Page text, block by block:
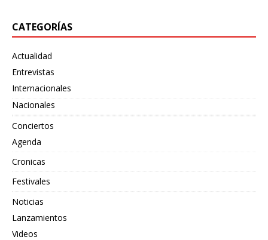
CATEGORÍAS
Actualidad
Entrevistas
Internacionales
Nacionales
Conciertos
Agenda
Cronicas
Festivales
Noticias
Lanzamientos
Videos